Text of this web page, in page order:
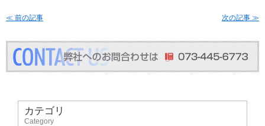
≪ 前の記事 次の記事 ≫
カテゴリ
Category